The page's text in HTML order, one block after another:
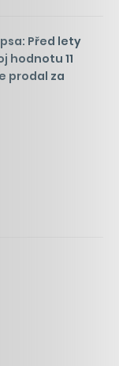
Před lety
hodnotu 11
prodal za